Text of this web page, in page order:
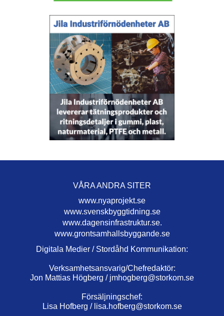
VÅRA ANDRA SITER
www.nyaprojekt.se
www.svenskbyggtidning.se
www.dagensinfrastruktur.se.
www.grontsamhallsbyggande.se
Digitala Medier / Stordåhd Kommunikation:
Verksamhetsansvarig/Chefredaktör:
Jon Mattias Högberg / jmhogberg@storkom.se
Försäljningschef:
Lisa Hofberg / lisa.hofberg@storkom.se